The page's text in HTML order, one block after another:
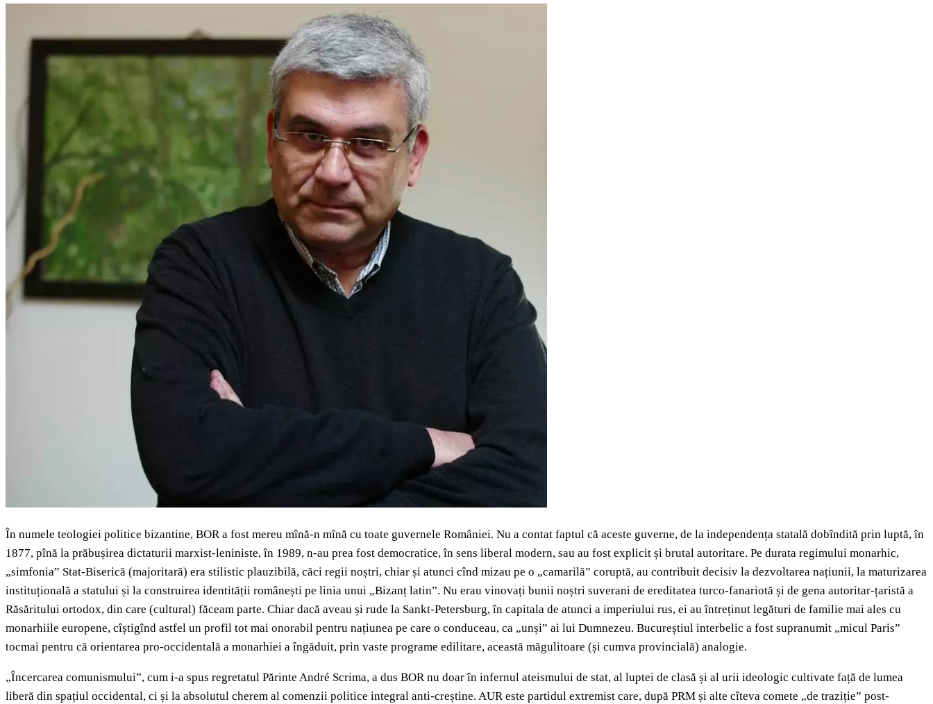
În numele teologiei politice bizantine, BOR a fost mereu mînă-n mînă cu toate guvernele României. Nu a contat faptul că aceste guverne, de la independența statală dobîndită prin luptă, în
1877, pînă la prăbușirea dictaturii marxist-leniniste, în 1989, n-au prea fost democratice, în sens liberal modern, sau au fost explicit și brutal autoritare. Pe durata regimului monarhic,
„simfonia” Stat-Biserică (majoritară) era stilistic plauzibilă, căci regii noștri, chiar și atunci cînd mizau pe o „camarilă” coruptă, au contribuit decisiv la dezvoltarea națiunii, la maturizarea
instituțională a statului și la construirea identității românești pe linia unui „Bizanț latin”. Nu erau vinovați bunii noștri suverani de ereditatea turco-fanariotă și de gena autoritar-țaristă a
Răsăritului ortodox, din care (cultural) făceam parte. Chiar dacă aveau și rude la Sankt-Petersburg, în capitala de atunci a imperiului rus, ei au întreținut legături de familie mai ales cu
monarhiile europene, cîștigînd astfel un profil tot mai onorabil pentru națiunea pe care o conduceau, ca „unși” ai lui Dumnezeu. Bucureștiul interbelic a fost supranumit „micul Paris”
tocmai pentru că orientarea pro-occidentală a monarhiei a îngăduit, prin vaste programe edilitare, această măgulitoare (și cumva provincială) analogie.
„Încercarea comunismului”, cum i-a spus regretatul Părinte André Scrima, a dus BOR nu doar în infernul ateismului de stat, al luptei de clasă și al urii ideologic cultivate față de lumea
liberă din spațiul occidental, ci și la absolutul cherem al comenzii politice integral anti-creștine. AUR este partidul extremist care, după PRM și alte cîteva comete „de traziție” post-